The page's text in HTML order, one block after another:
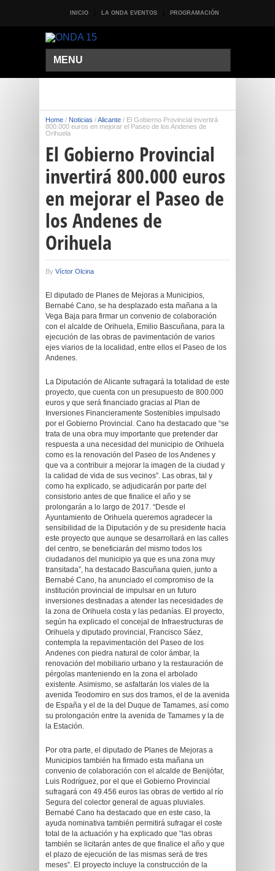
INICIO LA ONDA EVENTOS PROGRAMACIÓN
MENU
Home / Noticias /Alicante / El Gobierno Provincial invertirá
800.000 euros en mejorar el Paseo de los Andenes de
Orihuela
El Gobierno Provincial
invertirá 800.000 euros
en mejorar el Paseo de
los Andenes de
Orihuela
By Víctor Olcina
El diputado de Planes de Mejoras a Municipios,
Bernabé Cano, se ha desplazado esta mañana a la
Vega Baja para firmar un convenio de colaboración
con el alcalde de Orihuela, Emilio Bascuñana, para la
ejecución de las obras de pavimentación de varios
ejes viarios de la localidad, entre ellos el Paseo de los
Andenes.
La Diputación de Alicante sufragará la totalidad de este
proyecto, que cuenta con un presupuesto de 800.000
euros y que será financiado gracias al Plan de
Inversiones Financieramente Sostenibles impulsado
por el Gobierno Provincial. Cano ha destacado que “se
trata de una obra muy importante que pretender dar
respuesta a una necesidad del municipio de Orihuela
como es la renovación del Paseo de los Andenes y
que va a contribuir a mejorar la imagen de la ciudad y
la calidad de vida de sus vecinos”. Las obras, tal y
como ha explicado, se adjudicarán por parte del
consistorio antes de que finalice el año y se
prolongarán a lo largo de 2017. “Desde el
Ayuntamiento de Orihuela queremos agradecer la
sensibilidad de la Diputación y de su presidente hacia
este proyecto que aunque se desarrollará en las calles
del centro, se beneficiarán del mismo todos los
ciudadanos del municipio ya que es una zona muy
transitada”, ha destacado Bascuñana quien, junto a
Bernabé Cano, ha anunciado el compromiso de la
institución provincial de impulsar en un futuro
inversiones destinadas a atender las necesidades de
la zona de Orihuela costa y las pedanías. El proyecto,
según ha explicado el concejal de Infraestructuras de
Orihuela y diputado provincial, Francisco Sáez,
contempla la repavimentación del Paseo de los
Andenes con piedra natural de color ámbar, la
renovación del mobiliario urbano y la restauración de
pérgolas manteniendo en la zona el arbolado
existente. Asimismo, se asfaltarán los viales de la
avenida Teodomiro en sus dos tramos, el de la avenida
de España y el de la del Duque de Tamames, así como
su prolongación entre la avenida de Tamames y la de
la Estación.
Por otra parte, el diputado de Planes de Mejoras a
Municipios también ha firmado esta mañana un
convenio de colaboración con el alcalde de Benijófar,
Luis Rodríguez, por el que el Gobierno Provincial
sufragará con 49.456 euros las obras de vertido al río
Segura del colector general de aguas pluviales.
Bernabé Cano ha destacado que en este caso, la
ayuda nominativa también permitirá sufragar el coste
total de la actuación y ha explicado que “las obras
también se licitarán antes de que finalice el año y que
el plazo de ejecución de las mismas será de tres
meses”. El proyecto incluye la construcción de la